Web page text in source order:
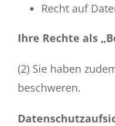
Recht auf
Ihre Rechte als
(2) Sie haben
beschweren.